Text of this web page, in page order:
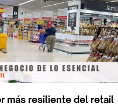
más resiliente del retail